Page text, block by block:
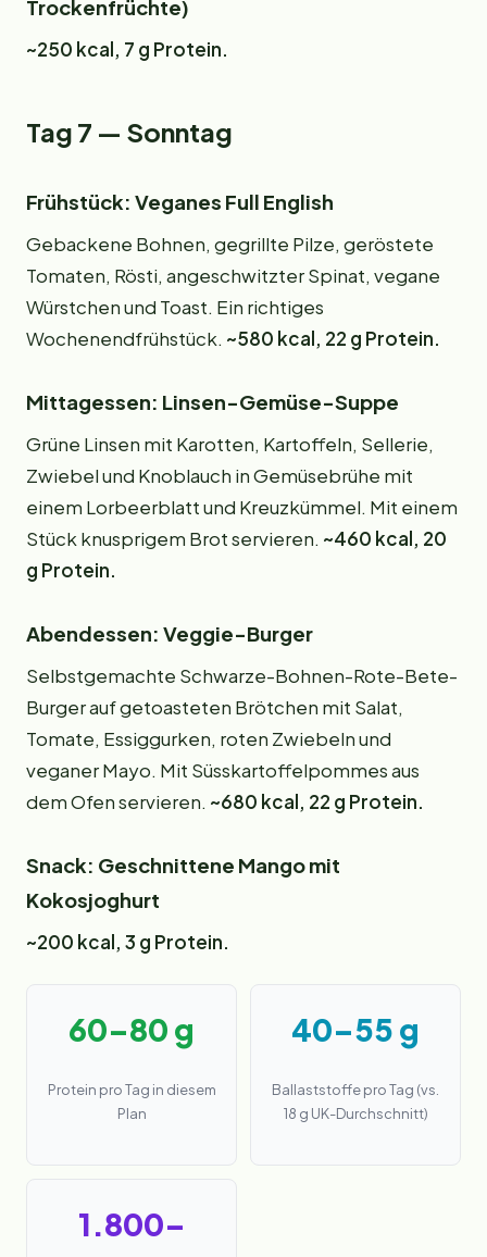
Trockenfrüchte)
~250 kcal, 7 g Protein.
Tag 7 — Sonntag
Frühstück: Veganes Full English
Gebackene Bohnen, gegrillte Pilze, geröstete
Tomaten, Rösti, angeschwitzter Spinat, vegane
Würstchen und Toast. Ein richtiges
Wochenendfrühstück. ~580 kcal, 22 g Protein.
Mittagessen: Linsen-Gemüse-Suppe
Grüne Linsen mit Karotten, Kartoffeln, Sellerie,
Zwiebel und Knoblauch in Gemüsebrühe mit
einem Lorbeerblatt und Kreuzkümmel. Mit einem
Stück knusprigem Brot servieren. ~460 kcal, 20
g Protein.
Abendessen: Veggie-Burger
Selbstgemachte Schwarze-Bohnen-Rote-Bete-
Burger auf getoasteten Brötchen mit Salat,
Tomate, Essiggurken, roten Zwiebeln und
veganer Mayo. Mit Süsskartoffelpommes aus
dem Ofen servieren. ~680 kcal, 22 g Protein.
Snack: Geschnittene Mango mit
Kokosjoghurt
~200 kcal, 3 g Protein.
60–80 g
Protein pro Tag in diesem
Plan
40–55 g
Ballaststoffe pro Tag (vs.
18 g UK-Durchschnitt)
1.800–